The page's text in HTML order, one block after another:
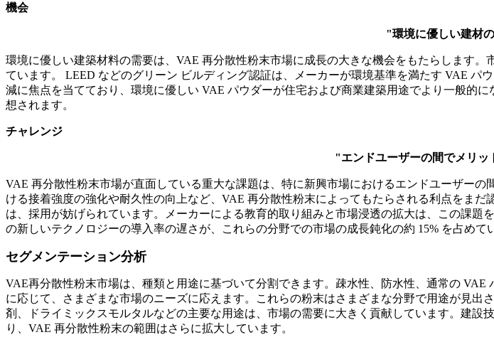
機会
"環境に優しい建材
環境に優しい建築材料の需要は、VAE 再分散性粉末市場に成長の大きな機会をもたらします
ています。 LEED などのグリーン ビルディング認証は、メーカーが環境基準を満たす VAE パ
減に焦点を当てており、環境に優しい VAE パウダーが住宅および商業建築用途でより一般的
想されます。
チャレンジ
"エンドユーザーの間でメリッ
VAE 再分散性粉末市場が直面している重大な課題は、特に新興市場におけるエンドユーザー
ける接着強度の強化や耐久性の向上など、VAE 再分散性粉末によってもたらされる利点をま
は、採用が妨げられています。メーカーによる教育的取り組みと市場浸透の拡大は、この課
の新しいテクノロジーの導入率の遅さが、これらの分野での市場の成長鈍化の約 15% を占めて
セグメンテーション分析
VAE再分散性粉末市場は、種類と用途に基づいて分割できます。疎水性、防水性、通常の
に応じて、さまざまな市場のニーズに応えます。これらの粉末はさまざまな分野で用途が見
剤、ドライミックスモルタルなどの主要な用途は、市場の需要に大きく貢献しています。建
り、VAE 再分散性粉末の範囲はさらに拡大しています。